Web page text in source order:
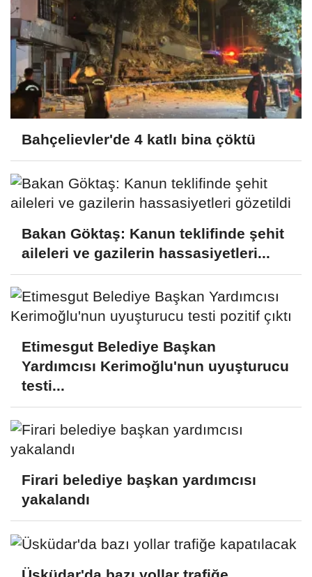
Bahçelievler'de 4 katlı bina çöktü
Bakan Göktaş: Kanun teklifinde şehit
aileleri ve gazilerin hassasiyetleri...
Etimesgut Belediye Başkan
Yardımcısı Kerimoğlu'nun uyuşturucu
testi...
Firari belediye başkan yardımcısı
yakalandı